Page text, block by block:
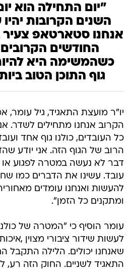
"יום התחילה הוא
השנים הקרובות
אנחנו סטארטאפ צעיר
החודשים הקרובים
גוף התוכן הטוב
יו"ר מועצת התאגיד, גיל עומר,
הקרוב אנחנו מתחילים לשדר.
כל העובדים, כולנו גוף אחד
הרוב של הגוף הזה. אני יודע
דבר לא נעשה במטרה לפגוע
עובד. עשינו את הדברים כמו
להעשות ואנחנו עומדים
ומתקנים כל הזמן".
עומר הוסיף כי "המטרה של
לעשות שידור ציבורי מצוין
שאנחנו יכולים. הלילה
התאגיד לשניים. החוק הזה רע,